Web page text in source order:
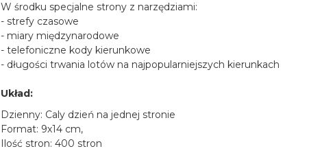
W środku specjalne strony z narzędziami:
- strefy czasowe
- miary międzynarodowe
- telefoniczne kody kierunkowe
- długości trwania lotów na najpopularniejszych kierunkach
Układ:
Dzienny: Caly dzień na jednej stronie
Format: 9x14 cm,
Ilość stron: 400 stron